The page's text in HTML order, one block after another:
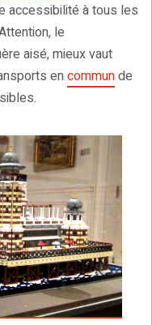
accessibilité à tous les
le
aisé, mieux vaut
encommunde